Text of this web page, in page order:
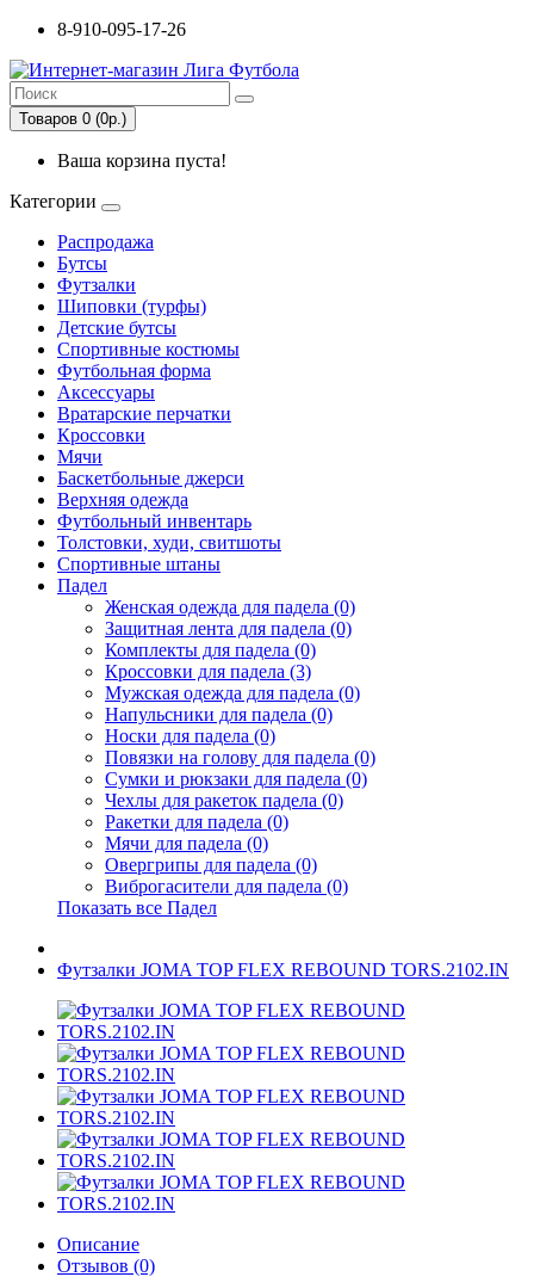
8-910-095-17-26
Товаров 0 (0р.)
Ваша корзина пуста!
Категории
Распродажа
Бутсы
Футзалки
Шиповки (турфы)
Детские бутсы
Спортивные костюмы
Футбольная форма
Аксессуары
Вратарские перчатки
Кроссовки
Мячи
Баскетбольные джерси
Верхняя одежда
Футбольный инвентарь
Толстовки, худи, свитшоты
Спортивные штаны
Падел
Женская одежда для падела (0)
Защитная лента для падела (0)
Комплекты для падела (0)
Кроссовки для падела (3)
Мужская одежда для падела (0)
Напульсники для падела (0)
Носки для падела (0)
Повязки на голову для падела (0)
Сумки и рюкзаки для падела (0)
Чехлы для ракеток падела (0)
Ракетки для падела (0)
Мячи для падела (0)
Овергрипы для падела (0)
Виброгасители для падела (0)
Показать все Падел
Футзалки JOMA TOP FLEX REBOUND TORS.2102.IN
Описание
Отзывов (0)